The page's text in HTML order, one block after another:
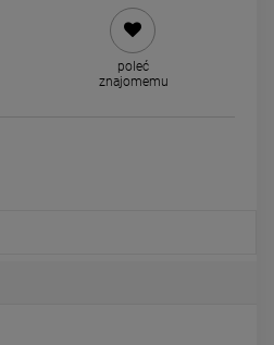
Kolczyki STAL
bigiel zatrzask wisienki
kryształki czerwone
39,00 zł
poleć
znajomemu